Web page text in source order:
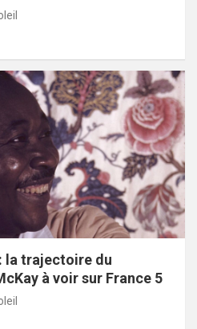
la trajectoire du
à voir sur France 5